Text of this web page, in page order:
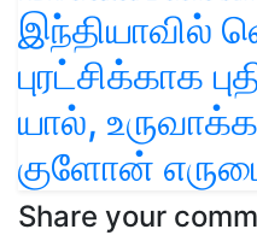
இந்தியாவில்
புரட்சிக்காக
யால்,
குளோன்
Share your